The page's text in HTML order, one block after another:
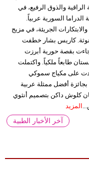
والذوق الرفيع، في
السورية عربياً.
الجريئة، في مزيج
كاريس بشار خطفت
جاءت بقصة حورية أبرزت
طابعاً ملكياً. واكتملت
على مكياج سموكي
أفضل ممثلة عربية
كلوش داكن بتصميم أنثوي
المزيد
آخر الأخبار الطبية